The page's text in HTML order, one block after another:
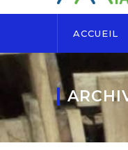
ACCUEIL